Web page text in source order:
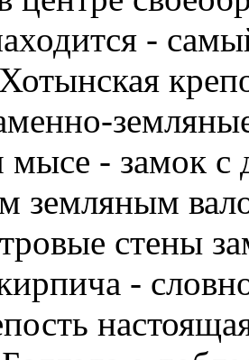
-
мысе - замок
земляным
стены
-